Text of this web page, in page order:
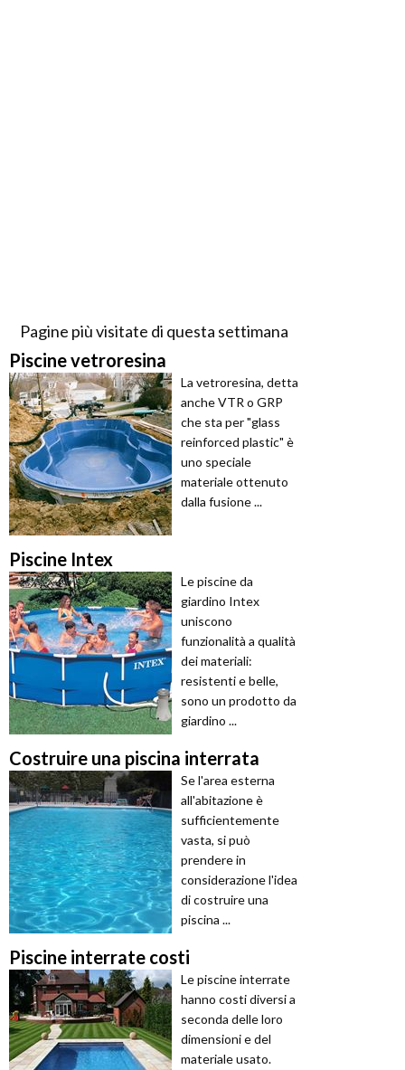
Pagine più visitate di questa settimana
Piscine vetroresina
La vetroresina, detta
anche VTR o GRP
che sta per "glass
reinforced plastic" è
uno speciale
materiale ottenuto
dalla fusione ...
Piscine Intex
Le piscine da
giardino Intex
uniscono
funzionalità a qualità
dei materiali:
resistenti e belle,
sono un prodotto da
giardino ...
Costruire una piscina interrata
Se l'area esterna
all'abitazione è
sufficientemente
vasta, si può
prendere in
considerazione l'idea
di costruire una
piscina ...
Piscine interrate costi
Le piscine interrate
hanno costi diversi a
seconda delle loro
dimensioni e del
materiale usato.